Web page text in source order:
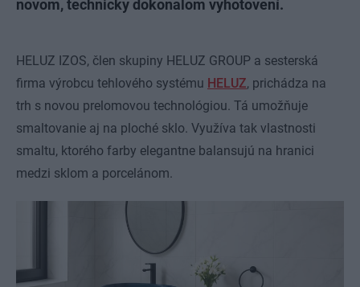
novom, technicky dokonalom vyhotovení.
HELUZ IZOS, člen skupiny HELUZ GROUP a sesterská
firma výrobcu tehlového systému HELUZ, prichádza na
trh s novou prelomovou technológiou. Tá umožňuje
smaltovanie aj na ploché sklo. Využíva tak vlastnosti
smaltu, ktorého farby elegantne balansujú na hranici
medzi sklom a porcelánom.